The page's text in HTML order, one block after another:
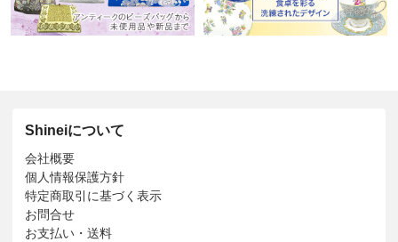
Shineiについて
会社概要
個人情報保護方針
特定商取引に基づく表示
お問合せ
お支払い・送料